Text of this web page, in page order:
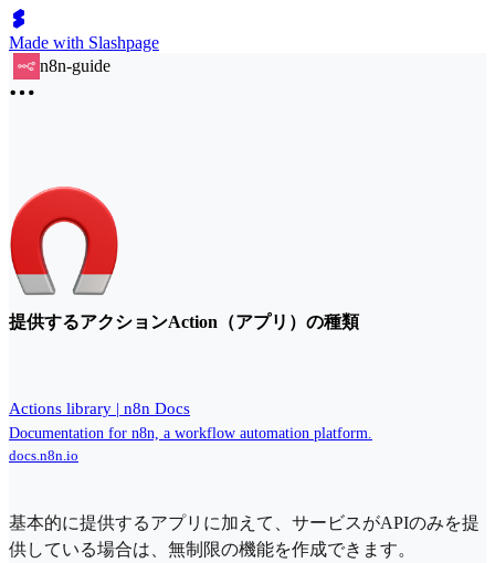
Made with Slashpage
n8n-guide
提供するアクションAction（アプリ）の種類
Actions library | n8n Docs
Documentation for n8n, a workflow automation platform.
docs.n8n.io
基本的に提供するアプリに加えて、サービスがAPIのみを提
供している場合は、無制限の機能を作成できます。